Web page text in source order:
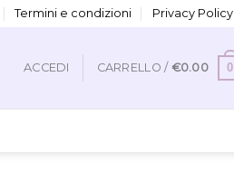
Termini e condizioni Privacy Policy
ACCEDI CARRELLO / €0.00 0